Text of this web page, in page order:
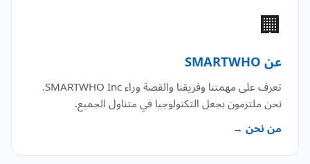
🏢
عن SMARTWHO
تعرف على مهمتنا وفريقنا والقصة وراء SMARTWHO Inc.
نحن ملتزمون بجعل التكنولوجيا في متناول الجميع.
من نحن →